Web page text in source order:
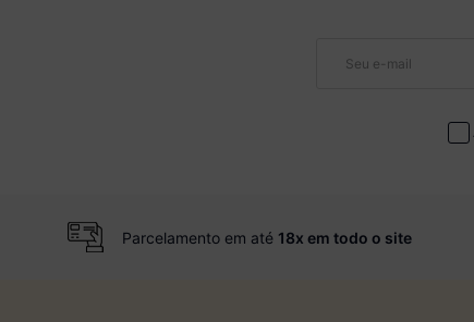
Parcelamento em até 18x em todo o site